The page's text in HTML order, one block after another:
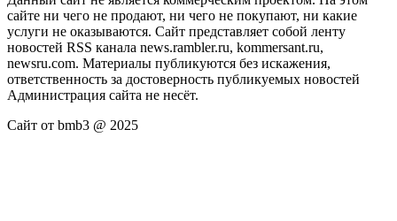
сайте ни чего не продают, ни чего не покупают, ни какие
услуги не оказываются. Сайт представляет собой ленту
новостей RSS канала news.rambler.ru, kommersant.ru,
newsru.com. Материалы публикуются без искажения,
ответственность за достоверность публикуемых новостей
Администрация сайта не несёт.
Сайт от bmb3 @ 2025